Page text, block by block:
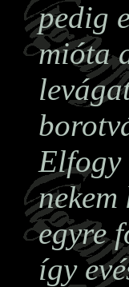
pedig
mióta
Elfogy
egyre
így